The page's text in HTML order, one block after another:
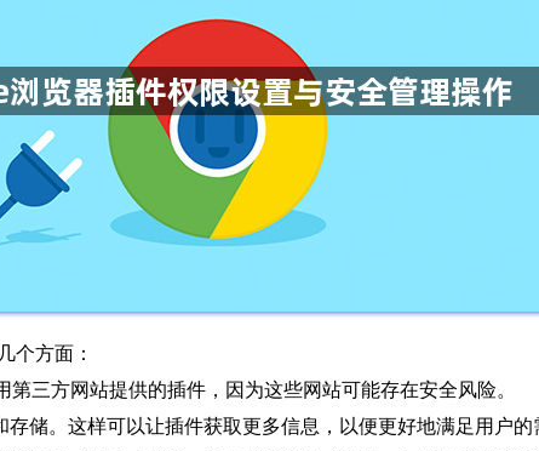
个方面：
三方网站提供的插件，因为这些网站可能存在安全风险。
储。这样可以让插件获取更多信息，以便更好地满足用户的